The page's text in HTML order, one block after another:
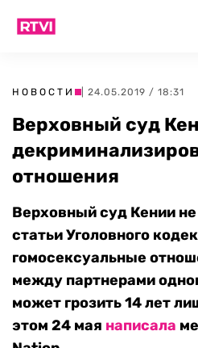
НОВОСТИ | 24.05.2019 / 18:31
Верховный суд
отношения
Верховный суд Кении
статьи Уголовного
гомосексуальные
между партнерами
может грозить 14 лет
этом 24 мая написала